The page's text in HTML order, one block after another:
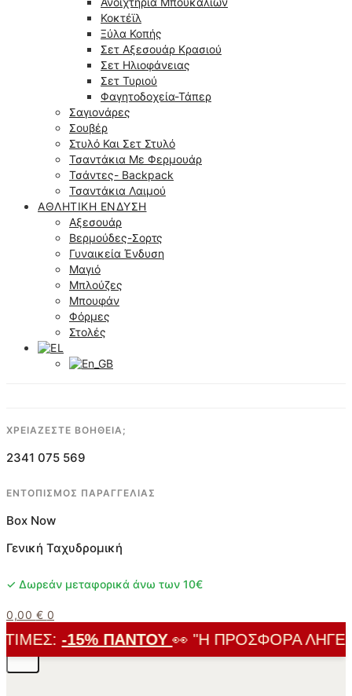
Κοκτέϊλ
Ξύλα Κοπής
Σετ Αξεσουάρ Κρασιού
Σετ Ηλιοφάνειας
Σετ Τυριού
Φαγητοδοχεία-Τάπερ
Σαγιονάρες
Σουβέρ
Στυλό Και Σετ Στυλό
Τσαντάκια Με Φερμουάρ
Τσάντες- Backpack
Τσαντάκια Λαιμού
ΑΘΛΗΤΙΚΉ ΈΝΔΥΣΗ
Αξεσουάρ
Βερμούδες-Σορτς
Γυναικεία Ένδυση
Μαγιό
Μπλούζες
Μπουφάν
Φόρμες
Στολές
ΧΡΕΙΑΖΕΣΤΕ ΒΟΗΘΕΙΑ;
2341 075 569
ΕΝΤΟΠΙΣΜΟΣ ΠΑΡΑΓΓΕΛΙΑΣ
Box Now
Γενική Ταχυδρομική
✓ Δωρεάν μεταφορικά άνω των 10€
0,00 € 0
-15% ΠΑΝΤΟΎ👀 "Η ΠΡΟΣΦΟΡΆ ΛΉΓΕΙ